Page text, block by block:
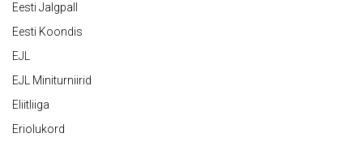
Eesti Jalgpall
Eesti Koondis
EJL
EJL Miniturniirid
Eliitliiga
Eriolukord